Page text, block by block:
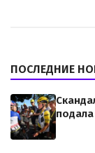
ПОСЛЕДНИЕ